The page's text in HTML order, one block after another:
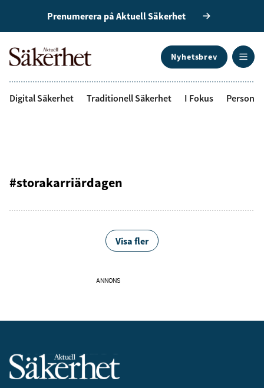
Prenumerera på Aktuell Säkerhet
Nyhetsbrev
Digital Säkerhet Traditionell Säkerhet I Fokus
#storakarriärdagen
Visa fler
ANNONS